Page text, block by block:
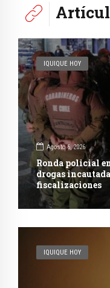
IQUIQUE HOY
Agosto 6, 2026
Ronda policial
drogas
fiscalizaciones
IQUIQUE HOY